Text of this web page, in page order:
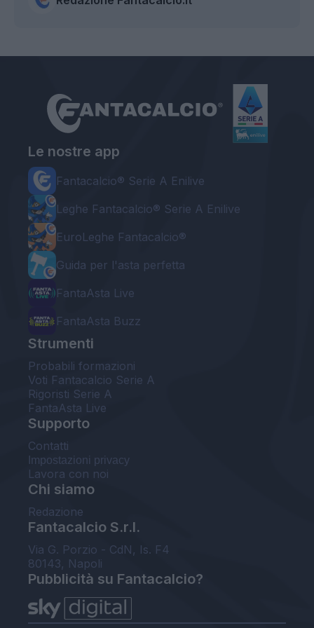
Le nostre app
Fantacalcio® Serie A Enilive
Leghe Fantacalcio® Serie A Enilive
EuroLeghe Fantacalcio®
Guida per l'asta perfetta
FantaAsta Live
FantaAsta Buzz
Strumenti
Probabili formazioni
Voti Fantacalcio Serie A
Rigoristi Serie A
FantaAsta Live
Supporto
Contatti
Impostazioni privacy
Lavora con noi
Chi siamo
Redazione
Fantacalcio S.r.l.
Via G. Porzio - CdN, Is. F4
80143, Napoli
Pubblicità su Fantacalcio?